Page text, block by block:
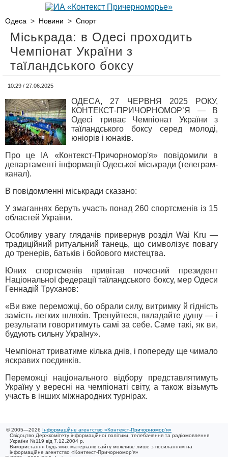
Одеса > Новини > Спорт
Міськрада: в Одесі проходить
Чемпіонат України з
таїландського боксу
10:29 / 27.06.2025
ОДЕСА, 27 ЧЕРВНЯ 2025 РОКУ,
КОНТЕКСТ-ПРИЧОРНОМОР’Я — В
Одесі триває Чемпіонат України з
таїландського боксу серед молоді,
юніорів і юнаків.
Про це ІА «Контекст-Причорномор'я» повідомили в
департаменті інформації Одеської міськради (телеграм-
канал).
В повідомленні міськради сказано:
У змаганнях беруть участь понад 260 спортсменів із 15
областей України.
Особливу увагу глядачів привернув розділ Wai Kru —
традиційний ритуальний танець, що символізує повагу
до тренерів, батьків і бойового мистецтва.
Юних спортсменів привітав почесний президент
Національної федерації таїландського боксу, мер Одеси
Геннадій Труханов:
«Ви вже переможці, бо обрали силу, витримку й гідність
замість легких шляхів. Тренуйтеся, вкладайте душу — і
результати говоритимуть самі за себе. Саме такі, як ви,
будують сильну Україну».
Чемпіонат триватиме кілька днів, і попереду ще чимало
яскравих поєдинків.
Переможці національного відбору представлятимуть
Україну у вересні на чемпіонаті світу, а також візьмуть
участь в інших міжнародних турнірах.
© 2005—2026 Інформаційне агентство «Контекст-Причорномор'я»
Свідоцтво Держкомітету інформаційної політики, телебачення та радіомовлення
України №119 від 7.12.2004 р.
Використання будь-яких матеріалів сайту можливе лише з посиланням на
інформаційне агентство «Контекст-Причорномор'я»